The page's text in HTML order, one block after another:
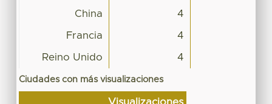
China 4
Francia 4
Reino Unido 4
Ciudades con más visualizaciones
Visualizaciones